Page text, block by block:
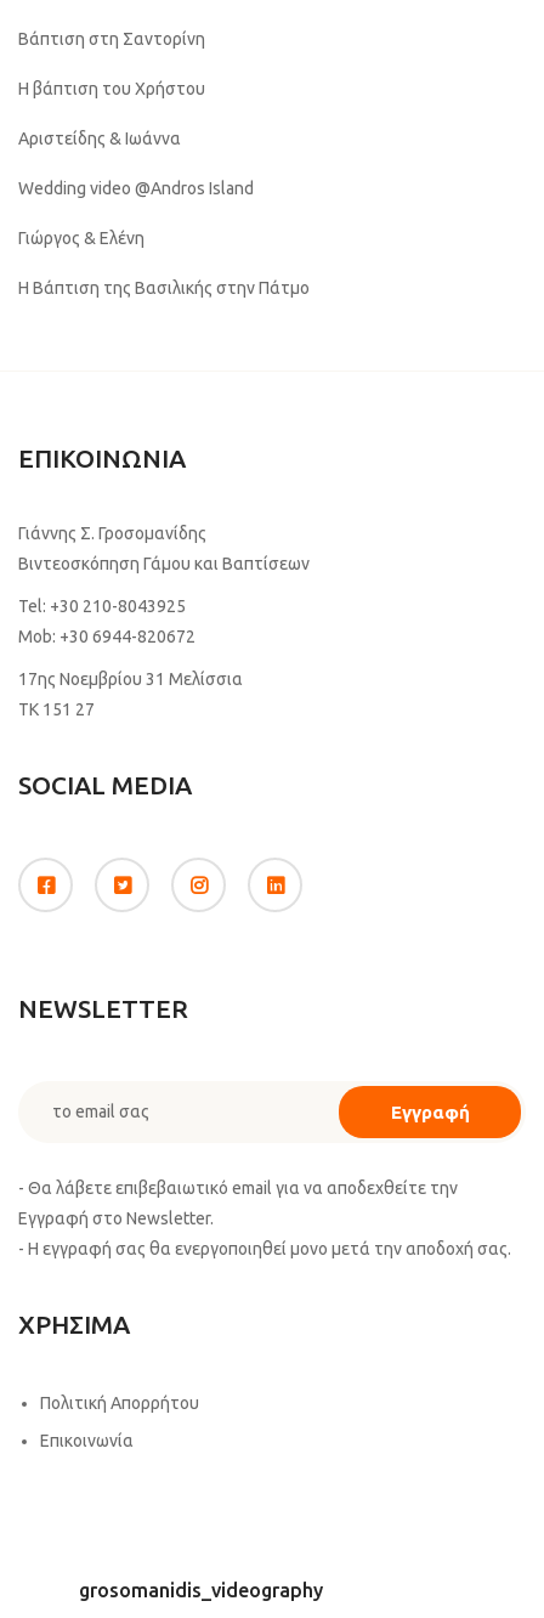
Βάπτιση στη Σαντορίνη
Η βάπτιση του Χρήστου
Αριστείδης & Ιωάννα
Wedding video @Andros Island
Γιώργος & Ελένη
Η Βάπτιση της Βασιλικής στην Πάτμο
ΕΠΙΚΟΙΝΩΝΙΑ
Γιάννης Σ. Γροσομανίδης
Βιντεοσκόπηση Γάμου και Βαπτίσεων
Tel: +30 210-8043925
Mob: +30 6944-820672
17ης Νοεμβρίου 31 Μελίσσια
TK 151 27
SOCIAL MEDIA
NEWSLETTER
- Θα λάβετε επιβεβαιωτικό email για να αποδεχθείτε την
Εγγραφή στο Newsletter.
- Η εγγραφή σας θα ενεργοποιηθεί μονο μετά την αποδοχή σας.
ΧΡΗΣΙΜΑ
Πολιτική Απορρήτου
Επικοινωνία
grosomanidis_videography